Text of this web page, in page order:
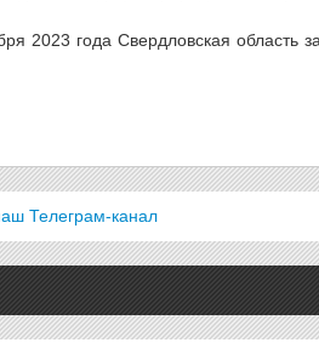
2023 года Свердловская область
Телеграм-канал